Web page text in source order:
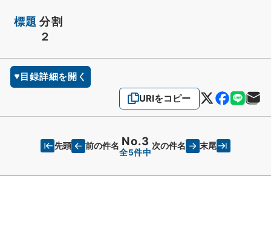
標題 分割
２
目録詳細を開く
URIをコピー
先頭 前の件名 No.3
全5件中
次の件名 末尾